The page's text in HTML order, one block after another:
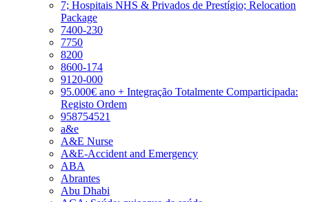
7; Hospitais NHS & Privados de Prestígio; Relocation
Package
7400-230
7750
8200
8600-174
9120-000
95.000€ ano + Integração Totalmente Comparticipada:
Registo Ordem
958754521
a&e
A&E Nurse
A&E-Accident and Emergency
ABA
Abrantes
Abu Dhabi